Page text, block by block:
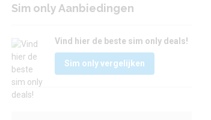
Sim only Aanbiedingen
Vind hier de beste sim only deals!
Sim only vergelijken